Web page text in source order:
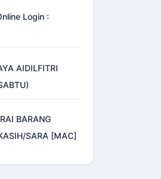
Login :
AIDILFITRI
BARANG
SARA [MAC]